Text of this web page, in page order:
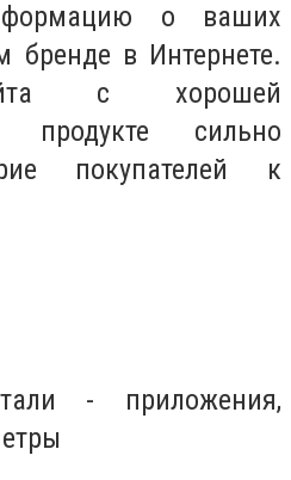
о ваших
бренде в Интернете.
с хорошей
сильно
покупателей к
- приложения,